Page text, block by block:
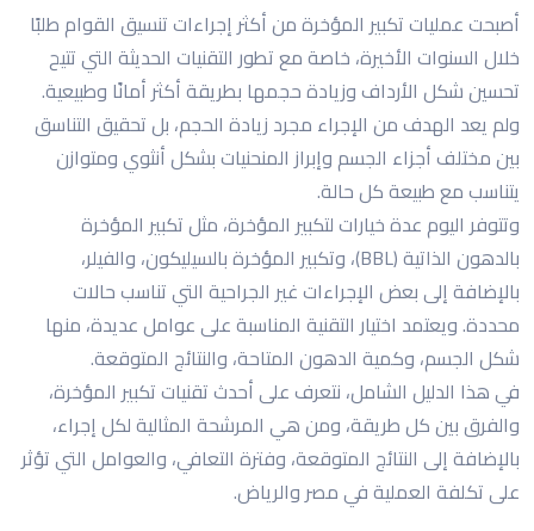
أصبحت عمليات تكبير المؤخرة من أكثر إجراءات تنسيق القوام طلبًا
خلال السنوات الأخيرة، خاصة مع تطور التقنيات الحديثة التي تتيح
تحسين شكل الأرداف وزيادة حجمها بطريقة أكثر أمانًا وطبيعية.
ولم يعد الهدف من الإجراء مجرد زيادة الحجم، بل تحقيق التناسق
بين مختلف أجزاء الجسم وإبراز المنحنيات بشكل أنثوي ومتوازن
يتناسب مع طبيعة كل حالة.
وتتوفر اليوم عدة خيارات لتكبير المؤخرة، مثل تكبير المؤخرة
بالدهون الذاتية (BBL)، وتكبير المؤخرة بالسيليكون، والفيلر،
بالإضافة إلى بعض الإجراءات غير الجراحية التي تناسب حالات
محددة. ويعتمد اختيار التقنية المناسبة على عوامل عديدة، منها
شكل الجسم، وكمية الدهون المتاحة، والنتائج المتوقعة.
في هذا الدليل الشامل، نتعرف على أحدث تقنيات تكبير المؤخرة،
والفرق بين كل طريقة، ومن هي المرشحة المثالية لكل إجراء،
بالإضافة إلى النتائج المتوقعة، وفترة التعافي، والعوامل التي تؤثر
على تكلفة العملية في مصر والرياض.